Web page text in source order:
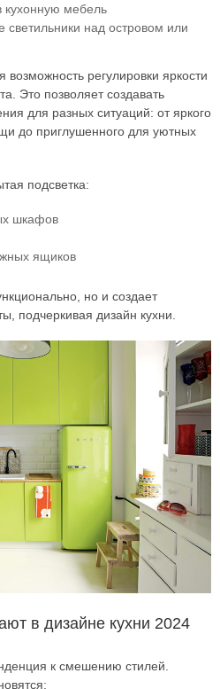
кухонную мебель
светильники над островом или
регулировки яркости
Это позволяет создавать
для разных ситуаций: от яркого
до приглушенного для уютных
подсветка:
шкафов
ящиков
но и создает
подчеркивая дизайн кухни.
в дизайне кухни 2024
к смешению стилей.